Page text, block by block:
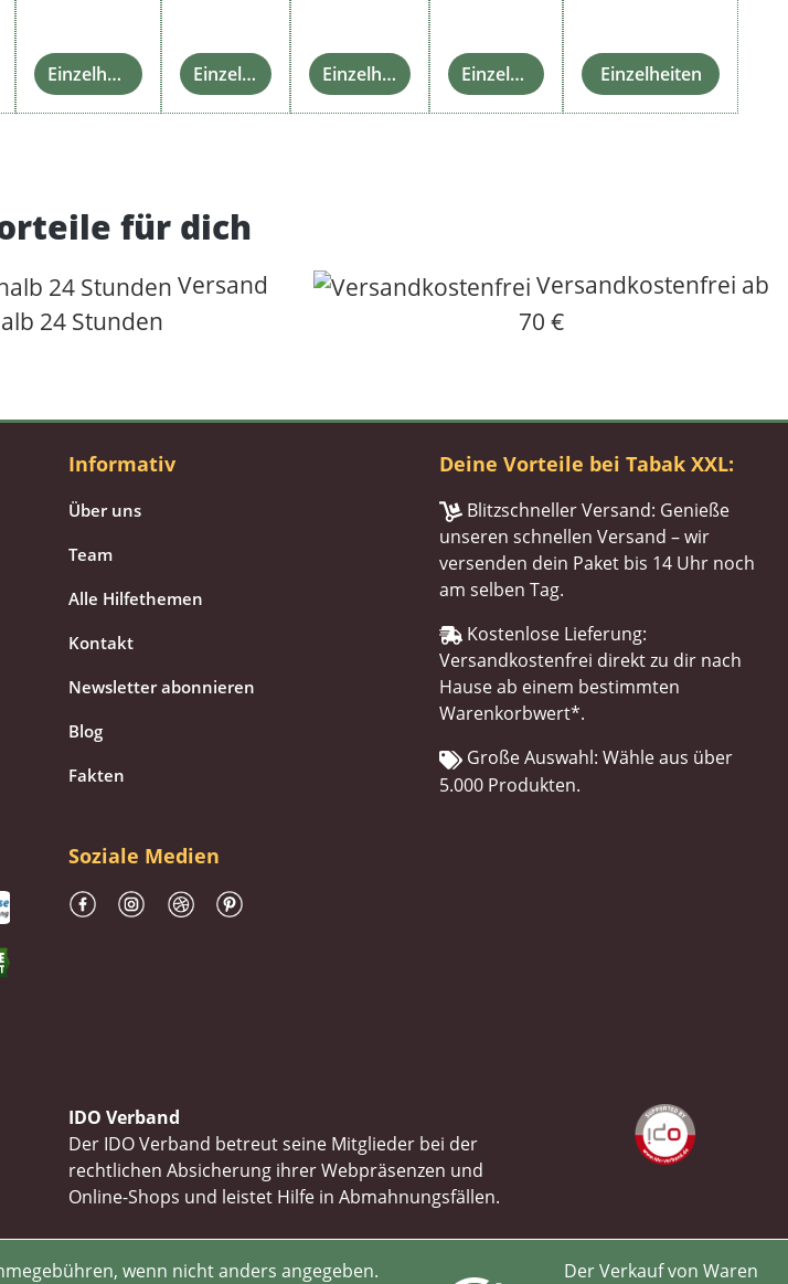
Einzelheiten Einzelheiten Einzelheiten Einzelheiten Einzelheiten
für dich
Versand
24 Stunden
Versandkostenfrei ab
70 €
Informativ
Über uns
Team
Alle Hilfethemen
Kontakt
Newsletter abonnieren
Blog
Fakten
Deine Vorteile bei Tabak XXL:
Blitzschneller Versand: Genieße
unseren schnellen Versand – wir
versenden dein Paket bis 14 Uhr noch
am selben Tag.
Kostenlose Lieferung:
Versandkostenfrei direkt zu dir nach
Hause ab einem bestimmten
Warenkorbwert*.
Große Auswahl: Wähle aus über
5.000 Produkten.
Soziale Medien
IDO Verband
Der IDO Verband betreut seine Mitglieder bei der
rechtlichen Absicherung ihrer Webpräsenzen und
Online-Shops und leistet Hilfe in Abmahnungsfällen.
wenn nicht anders angegeben. Der Verkauf von Waren